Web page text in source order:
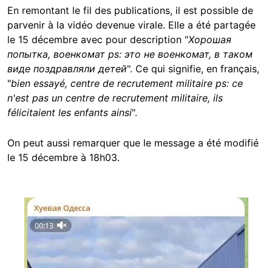
En remontant le fil des publications, il est possible de
parvenir à la vidéo devenue virale. Elle a été partagée
le 15 décembre avec pour description "Хорошая
попытка, военкомат ps: это не военкомат, в таком
виде поздравляли детей". Ce qui signifie, en français,
"bien essayé, centre de recrutement militaire ps: ce
n'est pas un centre de recrutement militaire, ils
félicitaient les enfants ainsi".
On peut aussi remarquer que le message a été modifié
le 15 décembre à 18h03.
Image